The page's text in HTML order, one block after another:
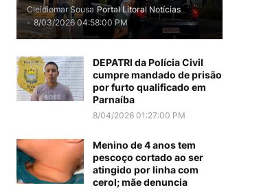
Cleidiomar Sousa Portal Litoral Notícias
- 8/03/2026 04:58:00 PM
DEPATRI da Polícia Civil
cumpre mandado de prisão
por furto qualificado em
Parnaíba
8/04/2026 01:27:00 PM
Menino de 4 anos tem
pescoço cortado ao ser
atingido por linha com
cerol; mãe denuncia